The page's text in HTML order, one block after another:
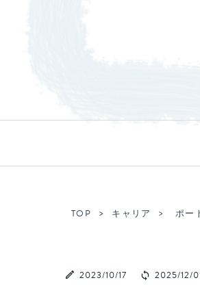
TOP キャリア ポー
2023/10/17 2025/12/